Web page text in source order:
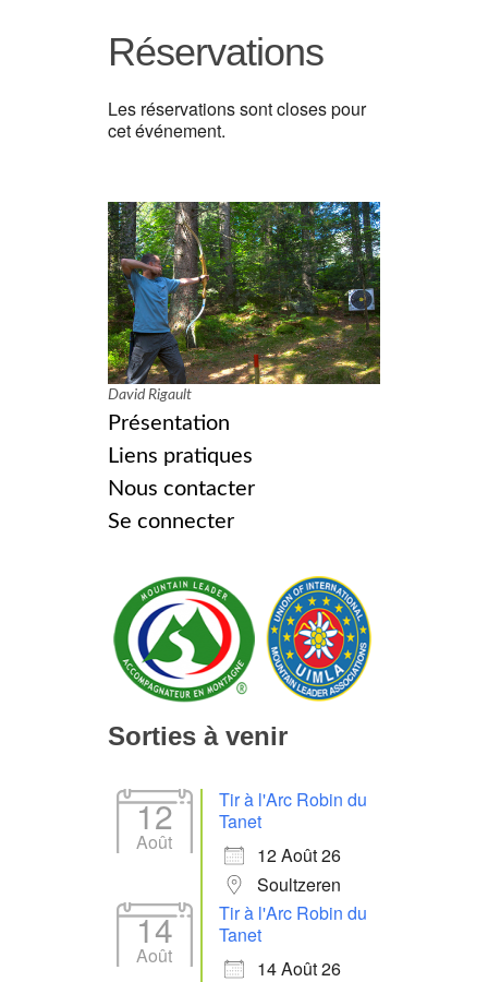
Réservations
Les réservations sont closes pour
cet événement.
David Rigault
Présentation
Liens pratiques
Nous contacter
Se connecter
Sorties à venir
12
Août
Tir à l'Arc Robin du
Tanet
12 Août 26
Soultzeren
14
Août
Tir à l'Arc Robin du
Tanet
14 Août 26